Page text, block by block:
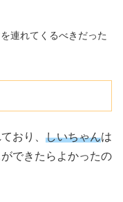
連れてくるべきだった
おり、 しいちゃんは
できたらよかったの